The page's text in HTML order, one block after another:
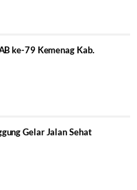
ke-79 Kemenag Kab.
Gelar Jalan Sehat